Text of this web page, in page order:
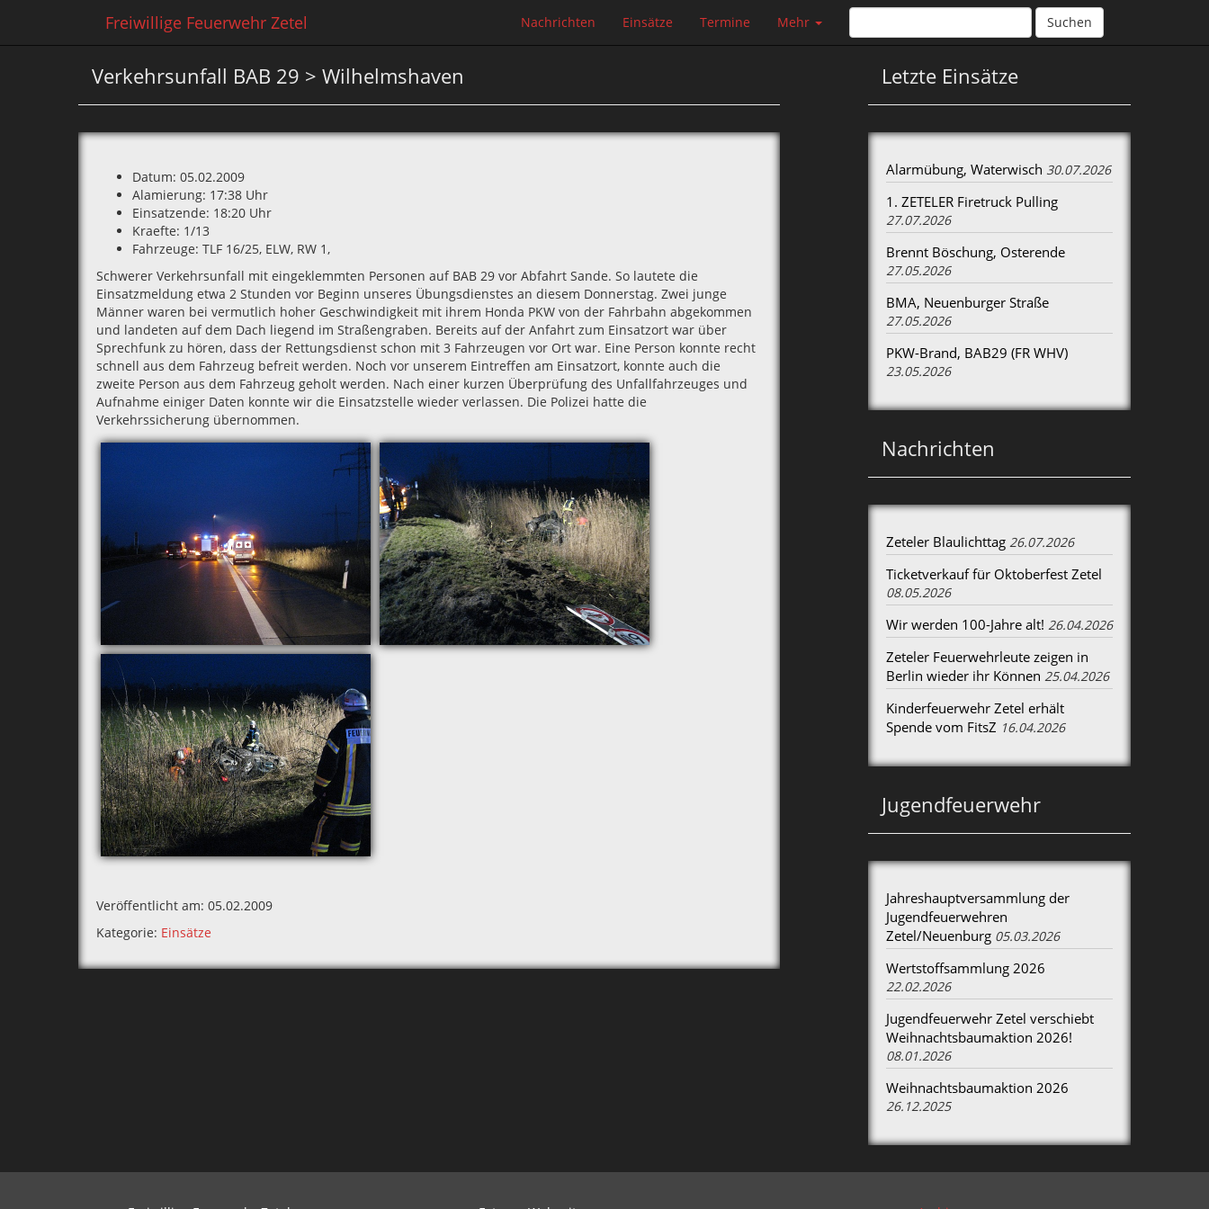
Freiwillige Feuerwehr Zetel Suchen
Nachrichten Einsätze Termine Mehr
Verkehrsunfall BAB 29 > Wilhelmshaven
Datum: 05.02.2009
Alamierung: 17:38 Uhr
Einsatzende: 18:20 Uhr
Kraefte: 1/13
Fahrzeuge: TLF 16/25‚ ELW‚ RW 1‚
Schwerer Verkehrsunfall mit eingeklemmten Personen auf BAB 29 vor Abfahrt Sande. So lautete die
Einsatzmeldung etwa 2 Stunden vor Beginn unseres Übungsdienstes an diesem Donnerstag. Zwei junge
Männer waren bei vermutlich hoher Geschwindigkeit mit ihrem Honda PKW von der Fahrbahn abgekommen
und landeten auf dem Dach liegend im Straßengraben. Bereits auf der Anfahrt zum Einsatzort war über
Sprechfunk zu hören‚ dass der Rettungsdienst schon mit 3 Fahrzeugen vor Ort war. Eine Person konnte recht
schnell aus dem Fahrzeug befreit werden. Noch vor unserem Eintreffen am Einsatzort‚ konnte auch die
zweite Person aus dem Fahrzeug geholt werden. Nach einer kurzen Überprüfung des Unfallfahrzeuges und
Aufnahme einiger Daten konnte wir die Einsatzstelle wieder verlassen. Die Polizei hatte die
Verkehrssicherung übernommen.
Veröffentlicht am: 05.02.2009
Kategorie: Einsätze
Letzte Einsätze
Alarmübung, Waterwisch 30.07.2026
1. ZETELER Firetruck Pulling
27.07.2026
Brennt Böschung, Osterende
27.05.2026
BMA, Neuenburger Straße
27.05.2026
PKW-Brand, BAB29 (FR WHV)
23.05.2026
Nachrichten
Zeteler Blaulichttag 26.07.2026
Ticketverkauf für Oktoberfest Zetel
08.05.2026
Wir werden 100-Jahre alt! 26.04.2026
Zeteler Feuerwehrleute zeigen in
Berlin wieder ihr Können 25.04.2026
Kinderfeuerwehr Zetel erhält
Spende vom FitsZ 16.04.2026
Jugendfeuerwehr
Jahreshauptversammlung der
Jugendfeuerwehren
Zetel/Neuenburg 05.03.2026
Wertstoffsammlung 2026
22.02.2026
Jugendfeuerwehr Zetel verschiebt
Weihnachtsbaumaktion 2026!
08.01.2026
Weihnachtsbaumaktion 2026
26.12.2025